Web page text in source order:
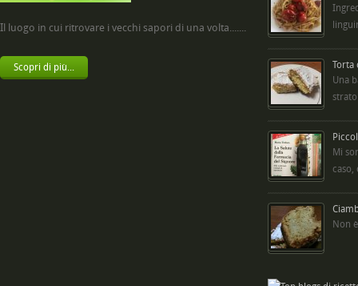
Il luogo in cui ritrovare i vecchi sapori di una volta.......
Scopri di più...
Torta
Una
Mi
caso,
Non